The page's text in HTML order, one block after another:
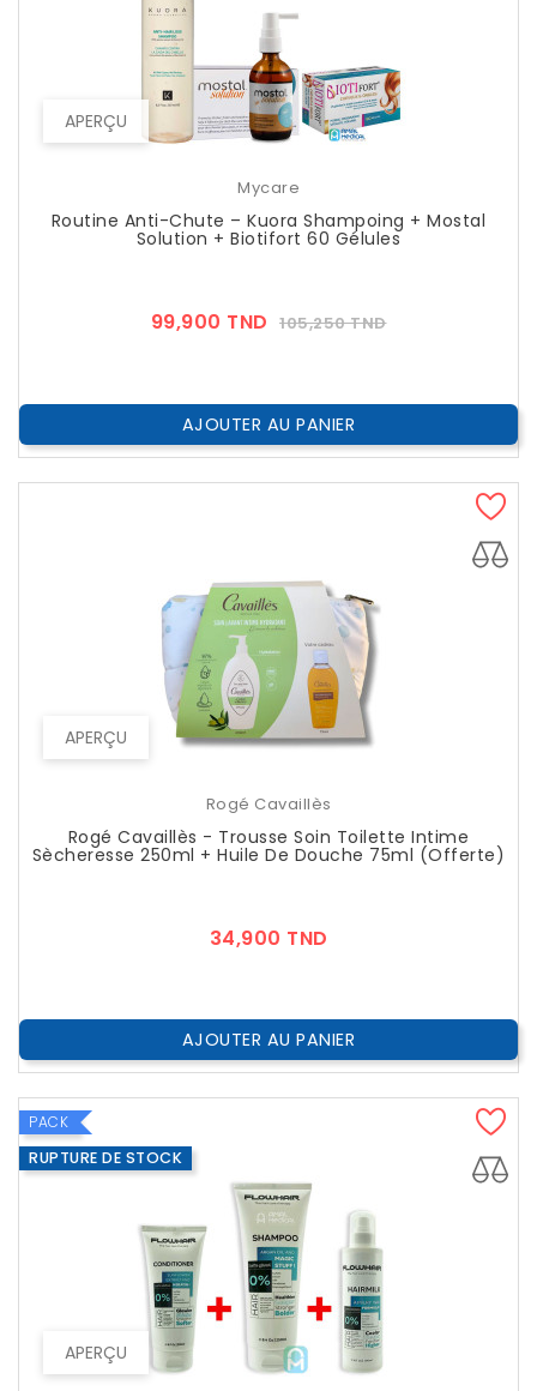
APERÇU
Mycare
Routine Anti-Chute – Kuora Shampoing + Mostal
Solution + Biotifort 60 Gélules
99,900 TND Prix
105,250 TNDPrix
AJOUTER AU PANIER
APERÇU
Rogé Cavaillès
Rogé Cavaillès - Trousse Soin Toilette Intime
Sècheresse 250ml + Huile De Douche 75ml (offerte)
34,900 TND
AJOUTER AU PANIER
APERÇU
PACK
RUPTURE DE STOCK